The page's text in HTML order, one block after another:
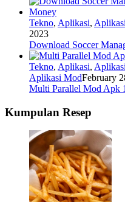
Tekno, Aplikasi,
2023
Download Soccer
Tekno, Aplikasi,
Aplikasi ModFebruary
Multi Parallel Mod Apk
Kumpulan Resep